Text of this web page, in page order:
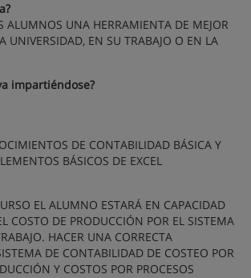
ALUMNOS UNA HERRAMIENTA DE MEJOR
UNIVERSIDAD, EN SU TRABAJO O EN LA
impartiéndose?
DE CONTABILIDAD BÁSICA Y
BÁSICOS DE EXCEL
EL ALUMNO ESTARÁ EN CAPACIDAD
COSTO DE PRODUCCIÓN POR EL SISTEMA
HACER UNA CORRECTA
DE CONTABILIDAD DE COSTEO POR
Y COSTOS POR PROCESOS